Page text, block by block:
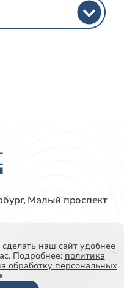
Малый проспект
Политика конфиденциальности
Все права защищены
наш сайт удобнее
Подробнее: политика
обработку персональных